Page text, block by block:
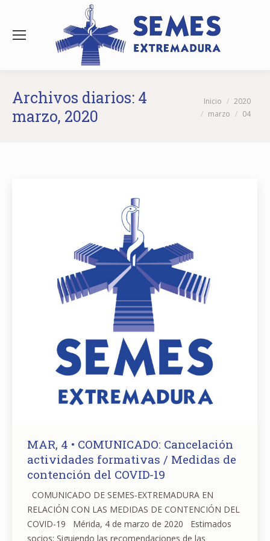
Archivos diarios: 4
marzo, 2020
Estás aquí:
Inicio
2020
marzo
04
MAR, 4 • COMUNICADO: Cancelación
actividades formativas / Medidas de
contención del COVID-19
COMUNICADO DE SEMES-EXTREMADURA EN
RELACIÓN CON LAS MEDIDAS DE CONTENCIÓN DEL
COVID-19 Mérida, 4 de marzo de 2020 Estimados
socios: Siguiendo las recomendaciones de las